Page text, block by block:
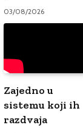
03/08/2026
Zajedno u
sistemu koji ih
razdvaja